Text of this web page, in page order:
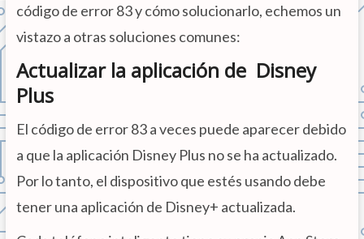
código de error 83 y cómo solucionarlo, echemos un
vistazo a otras soluciones comunes:
Actualizar la aplicación de Disney
Plus
El código de error 83 a veces puede aparecer debido
a que la aplicación Disney Plus no se ha actualizado.
Por lo tanto, el dispositivo que estés usando debe
tener una aplicación de Disney+ actualizada.